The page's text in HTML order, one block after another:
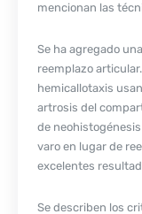
mencionan las
Se ha agregado
reemplazo
hemicallotaxis
artrosis del
de
varo en lugar de
excelentes
Se describen los